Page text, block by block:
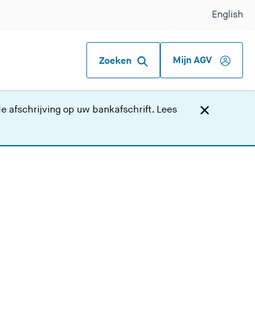
Zoeken Mijn AGV
English
afschrijving op uw bankafschrift. Lees